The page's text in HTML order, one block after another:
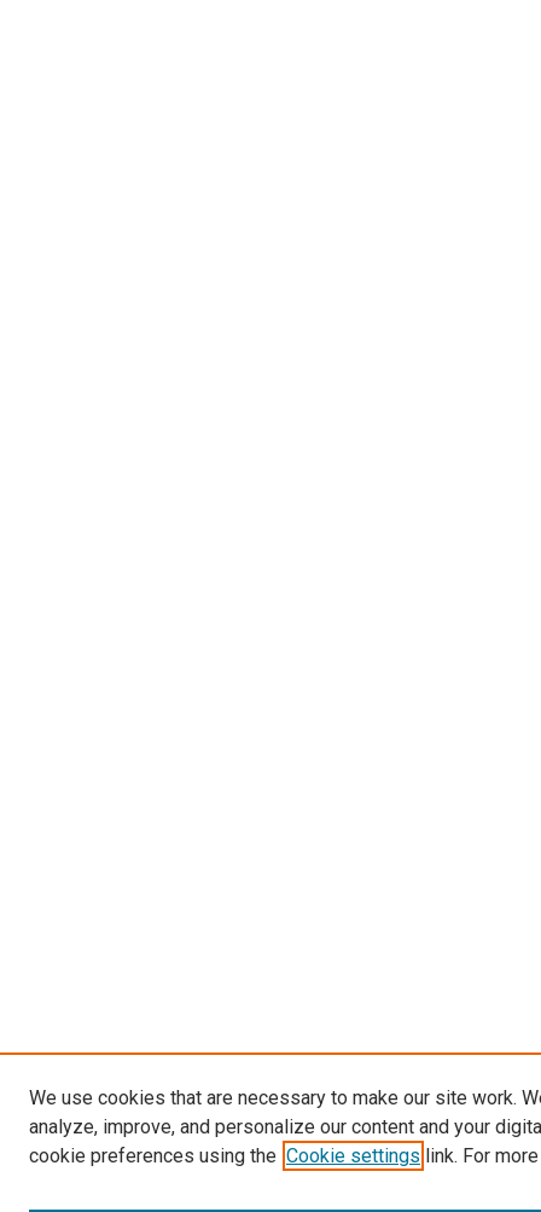
We use cookies that are necessary to make our site work.
analyze, improve, and personalize our content and your
cookie preferences using the Cookie settings link. For